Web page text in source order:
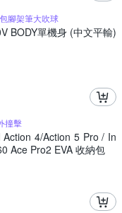
腳架筆大吹球
BODY單機身 (中文平輸)
撞擊
4/Action 5 Pro / In
Ace Pro2 EVA 收納包